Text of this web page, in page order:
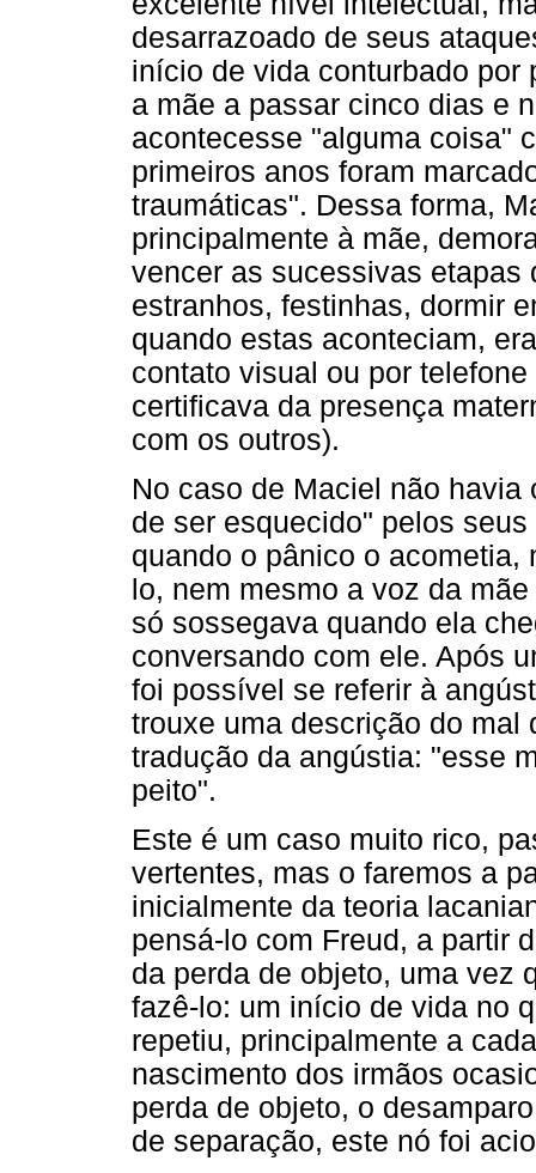
desarrazoado de seus
início de vida conturbado por
a mãe a passar cinco dias e
acontecesse "alguma coisa"
primeiros anos foram
traumáticas". Dessa forma,
principalmente à mãe,
vencer as sucessivas etapas
estranhos, festinhas, dormir
quando estas aconteciam,
contato visual ou por
certificava da presença
com os outros).
No caso de Maciel não
de ser esquecido" pelos
quando o pânico o
lo, nem mesmo a voz da
só sossegava quando ela
conversando com ele. Após
foi possível se referir à
trouxe uma descrição do mal
tradução da angústia: "esse
peito".
Este é um caso muito rico,
vertentes, mas o faremos a
inicialmente da teoria
pensá-lo com Freud, a partir
da perda de objeto, uma vez
fazê-lo: um início de vida no
repetiu, principalmente a
nascimento dos irmãos
perda de objeto, o
de separação, este nó foi